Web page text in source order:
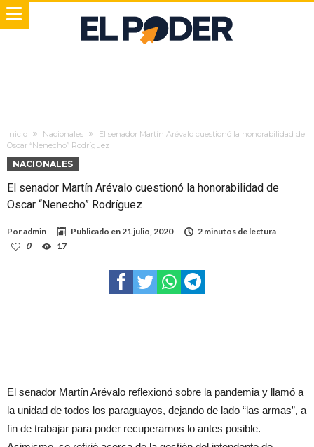
Inicio Nacionales
El senador Martín Arévalo cuestionó la honorabilidad de
Oscar “Nenecho” Rodríguez
NACIONALES
El senador Martín Arévalo cuestionó la honorabilidad de
Oscar “Nenecho” Rodríguez
Poradmin Publicado en21 julio, 2020
2 minutos de lectura
0
17
El senador Martín Arévalo reflexionó sobre la pandemia y llamó a
la unidad de todos los paraguayos, dejando de lado “las armas”, a
fin de trabajar para poder recuperarnos lo antes posible.